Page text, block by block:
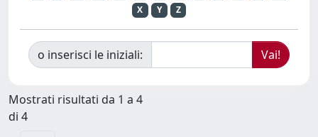
X
Y Z
o inserisci le iniziali:
Mostrati risultati da 1 a 4
di 4